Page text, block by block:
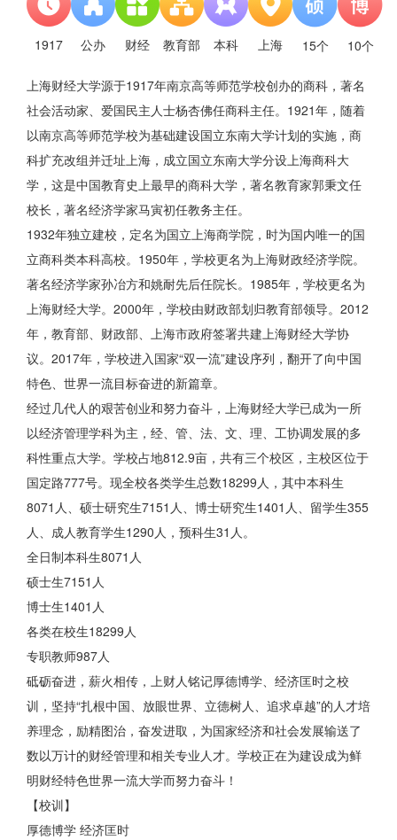
1917 公办 财经 教育部 本科 上海 15个 10个
上海财经大学源于1917年南京高等师范学校创办的商科，著名
社会活动家、爱国民主人士杨杏佛任商科主任。1921年，随着
以南京高等师范学校为基础建设国立东南大学计划的实施，商
科扩充改组并迁址上海，成立国立东南大学分设上海商科大
学，这是中国教育史上最早的商科大学，著名教育家郭秉文任
校长，著名经济学家马寅初任教务主任。
1932年独立建校，定名为国立上海商学院，时为国内唯一的国
立商科类本科高校。1950年，学校更名为上海财政经济学院。
著名经济学家孙冶方和姚耐先后任院长。1985年，学校更名为
上海财经大学。2000年，学校由财政部划归教育部领导。2012
年，教育部、财政部、上海市政府签署共建上海财经大学协
议。2017年，学校进入国家“双一流”建设序列，翻开了向中国
特色、世界一流目标奋进的新篇章。
经过几代人的艰苦创业和努力奋斗，上海财经大学已成为一所
以经济管理学科为主，经、管、法、文、理、工协调发展的多
科性重点大学。学校占地812.9亩，共有三个校区，主校区位于
国定路777号。现全校各类学生总数18299人，其中本科生
8071人、硕士研究生7151人、博士研究生1401人、留学生355
人、成人教育学生1290人，预科生31人。
全日制本科生8071人
硕士生7151人
博士生1401人
各类在校生18299人
专职教师987人
砥砺奋进，薪火相传，上财人铭记厚德博学、经济匡时之校
训，坚持“扎根中国、放眼世界、立德树人、追求卓越”的人才培
养理念，励精图治，奋发进取，为国家经济和社会发展输送了
数以万计的财经管理和相关专业人才。学校正在为建设成为鲜
明财经特色世界一流大学而努力奋斗！
【校训】
厚德博学 经济匡时